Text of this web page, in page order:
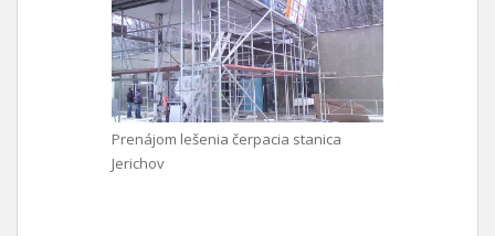
Prenájom lešenia čerpacia stanica
Jerichov